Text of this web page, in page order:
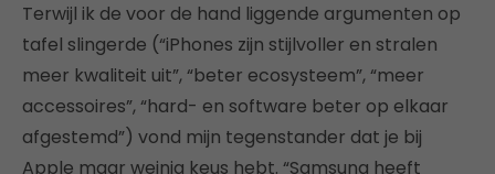
Terwijl ik de voor de hand liggende argumenten op
tafel slingerde (“iPhones zijn stijlvoller en stralen
meer kwaliteit uit”, “beter ecosysteem”, “meer
accessoires”, “hard- en software beter op elkaar
afgestemd”) vond mijn tegenstander dat je bij
Apple maar weinig keus hebt. “Samsung heeft